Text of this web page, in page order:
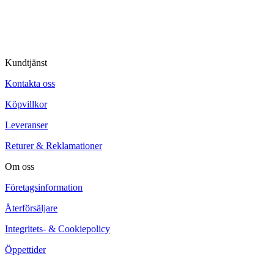
Kundtjänst
Kontakta oss
Köpvillkor
Leveranser
Returer & Reklamationer
Om oss
Företagsinformation
Återförsäljare
Integritets- & Cookiepolicy
Öppettider